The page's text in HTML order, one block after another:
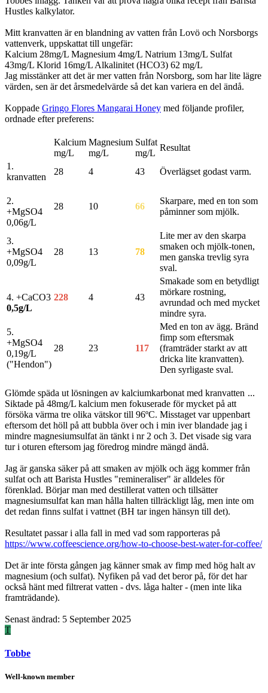
Hustles kalkylator.
Mitt kranvatten är en blandning av vatten från Lovö och Norsborgs
vattenverk, uppskattat till ungefär:
Kalcium 28mg/L Magnesium 4mg/L Natrium 13mg/L Sulfat
43mg/L Klorid 16mg/L Alkalinitet (HCO3) 62 mg/L
Jag misstänker att det är mer vatten från Norsborg, som har lite lägre
värden, sen är det årsmedelvärde så det kan variera en del ändå.
Koppade Gringo Flores Mangarai Honey med följande profiler,
ordnade efter preferens:
Kalcium
mg/L
Magnesium
mg/L
Sulfat
mg/L
Resultat
1.
kranvatten
28 4 43 Överlägset godast varm.
2.
+MgSO4
0,06g/L
28 10 66
Skarpare, med en ton som
påminner som mjölk.
3.
+MgSO4
0,09g/L
28 13 78
Lite mer av den skarpa
smaken och mjölk-tonen,
men ganska trevlig syra
sval.
4. +CaCO3
0,5g/L
228 4 43
Smakade som en betydligt
mörkare rostning,
avrundad och med mycket
mindre syra.
5.
+MgSO4
0,19g/L
("Hendon")
28 23 117
Med en ton av ägg. Bränd
fimp som eftersmak
(framträder starkt av att
dricka lite kranvatten).
Den syrligaste sval.
Glömde späda ut lösningen av kalciumkarbonat med kranvatten ...
Siktade på 48mg/L kalcium men fokuserade för mycket på att
försöka värma tre olika vätskor till 96ºC. Misstaget var uppenbart
eftersom det höll på att bubbla över och i min iver blandade jag i
mindre magnesiumsulfat än tänkt i nr 2 och 3. Det visade sig vara
tur i oturen eftersom jag föredrog mindre mängd ändå.
Jag är ganska säker på att smaken av mjölk och ägg kommer från
sulfat och att Barista Hustles "remineraliser" är alldeles för
förenklad. Börjar man med destillerat vatten och tillsätter
magnesiumsulfat kan man hålla halten tillräckligt låg, men inte om
det redan finns sulfat i vattnet (BH tar ingen hänsyn till det).
Resultatet passar i alla fall in med vad som rapporteras på
https://www.coffeescience.org/how-to-choose-best-water-for-coffee/
Det är inte första gången jag känner smak av fimp med hög halt av
magnesium (och sulfat). Nyfiken på vad det beror på, för det har
också hänt med filtrerat vatten - dvs. låga halter - (men inte lika
framträdande).
Senast ändrad: 5 September 2025
T
Tobbe
Well-known member